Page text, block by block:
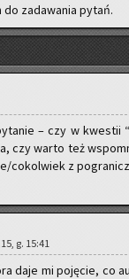
za­da­wa­nia pytań.
– czy w kwe­stii
czy warto też
co­kol­wiek z
g. 15:41
daje mi po­ję­cie, co